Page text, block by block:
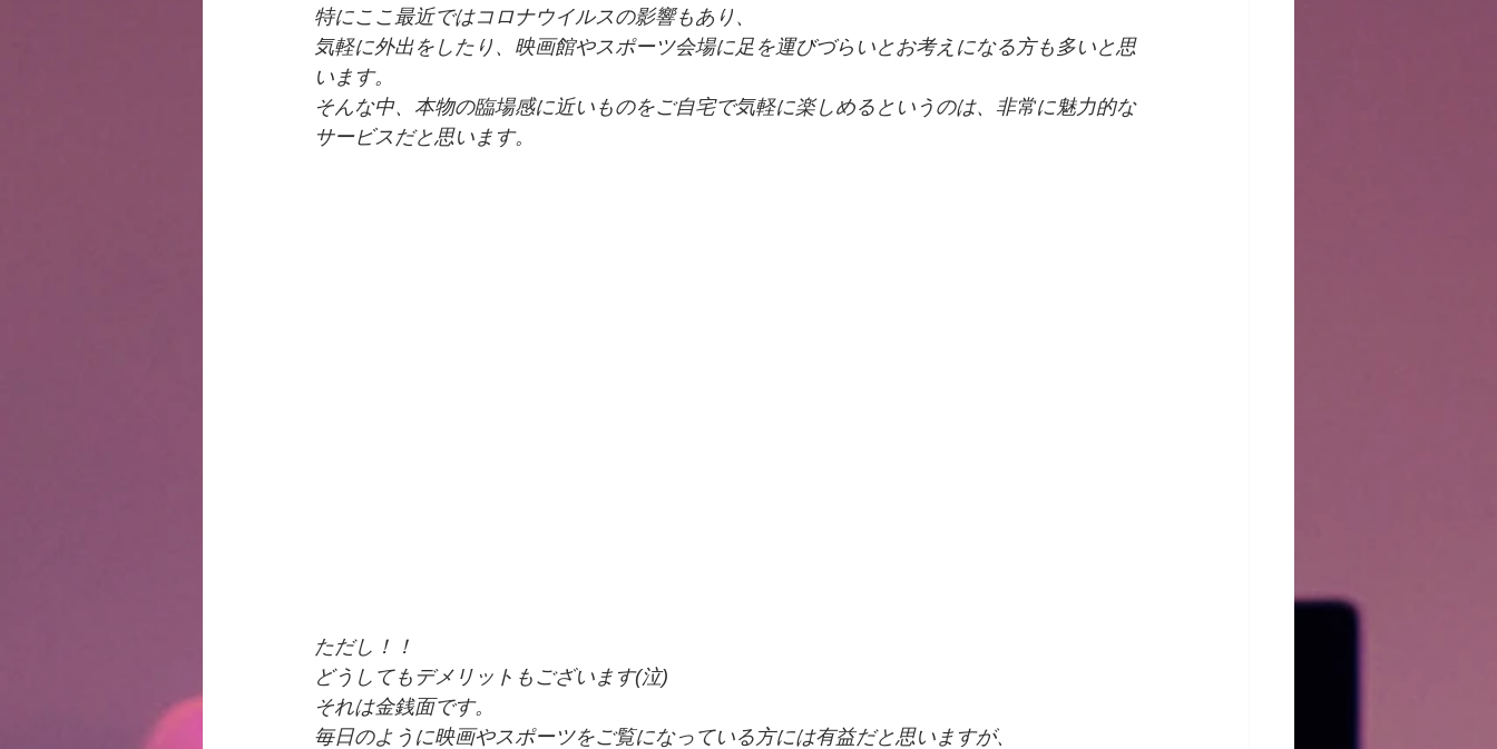
特にここ最近ではコロナウイルスの影響もあり、
気軽に外出をしたり、映画館やスポーツ会場に足を運びづらいとお考えになる方も多いと思
います。
そんな中、本物の臨場感に近いものをご自宅で気軽に楽しめるというのは、非常に魅力的な
サービスだと思います。
ただし！！
どうしてもデメリットもございます(泣)
それは金銭面です。
毎日のように映画やスポーツをご覧になっている方には有益だと思いますが、